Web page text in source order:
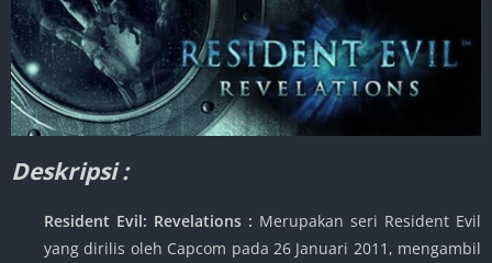
Deskripsi :
Resident Evil: Revelations : Merupakan seri Resident Evil
yang dirilis oleh Capcom pada 26 Januari 2011, mengambil